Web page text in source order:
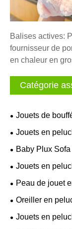
Balises actives:
fournisseur de
en chaleur en
Catégorie
Jouets de
Jouets en
Baby Plux
Jouets en
Peau de jouet
Oreiller en
Jouets en